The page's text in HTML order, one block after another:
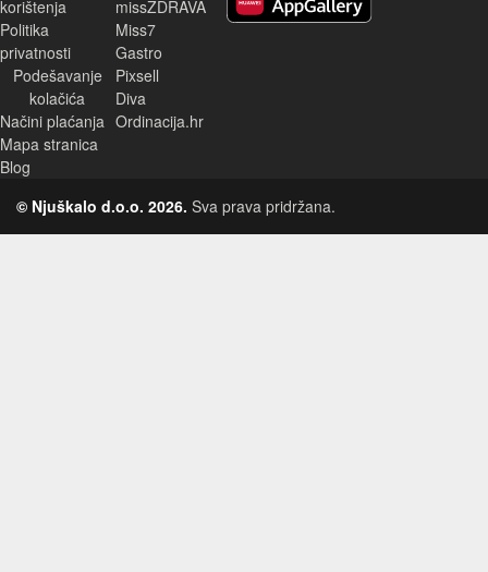
korištenja
Politika
privatnosti
Podešavanje
kolačića
Načini plaćanja
Mapa stranica
Blog
missZDRAVA
Miss7
Gastro
Pixsell
Diva
Ordinacija.hr
© Njuškalo d.o.o. 2026. Sva prava pridržana.